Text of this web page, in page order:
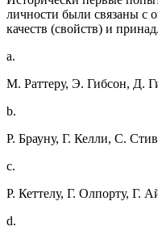
личности были связаны с
качеств (свойств) и
a.
М. Раттеру, Э. Гибсон, Д.
b.
Р. Брауну, Г. Келли, С.
c.
Р. Кеттелу, Г. Олпорту, Г.
d.